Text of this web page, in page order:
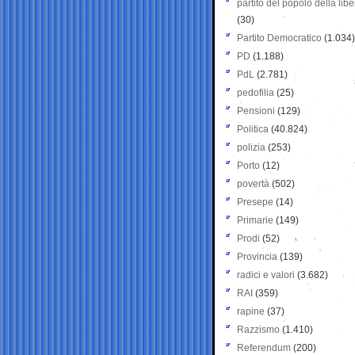
partito del popolo della
(30)
Partito Democratico (1.034)
PD (1.188)
PdL (2.781)
pedofilia (25)
Pensioni (129)
Politica (40.824)
polizia (253)
Porto (12)
povertà (502)
Presepe (14)
Primarie (149)
Prodi (52)
Provincia (139)
radici e valori (3.682)
RAI (359)
rapine (37)
Razzismo (1.410)
Referendum (200)